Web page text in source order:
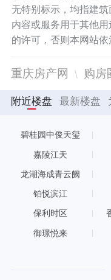
无特别标示，均指建
内容或服务用于其他
的许可，否则本网站依
重庆房产网 购房
附近楼盘 最新楼盘
碧桂园中俊天玺
嘉陵江天
龙湖海成青云阙
铂悦滨江
保利时区
御璟悦来